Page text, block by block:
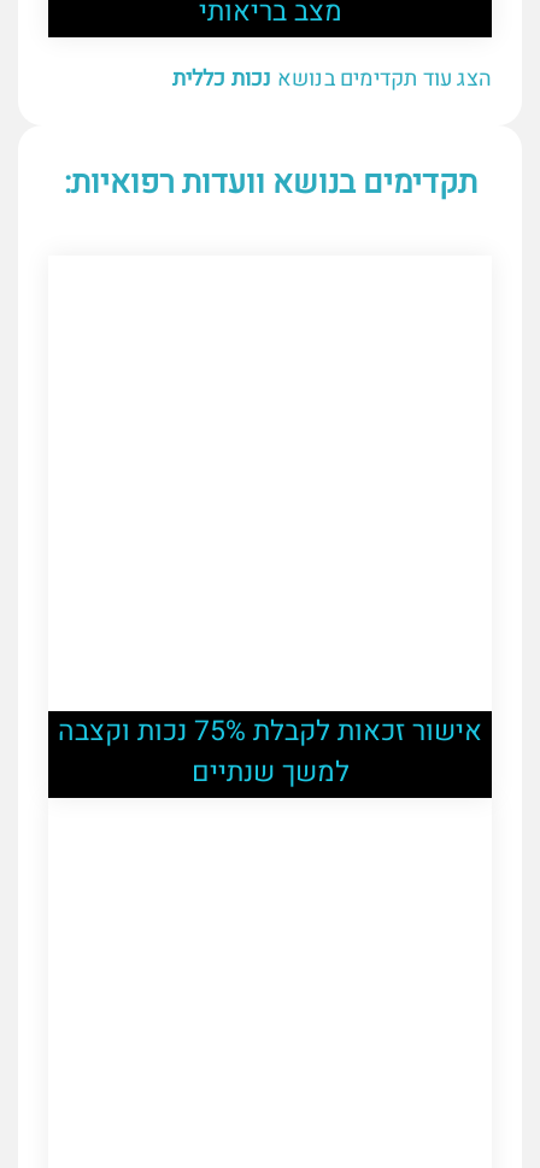
מצב בריאותי
הצג עוד תקדימים בנושא נכות כללית
תקדימים בנושא וועדות רפואיות:
אישור זכאות לקבלת 75% נכות וקצבה
למשך שנתיים